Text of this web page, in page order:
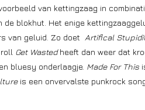
van kettingzaag in
blokhut. Het enige
van geluid. Zo doet Artifical
Get Wastedheeft dan weer dat
bluesy onderlaagje. Made For This
is een onvervalste punkrock